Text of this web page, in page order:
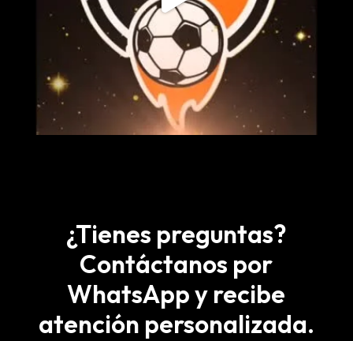
¿Tienes preguntas?
Contáctanos por
WhatsApp y recibe
atención personalizada.